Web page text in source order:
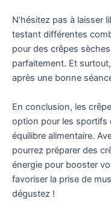
N’hésitez pas à laisser
testant différentes
pour des crêpes
parfaitement. Et
après une bonne
En conclusion, les
option pour les sportifs
équilibre alimentaire.
pourrez préparer des
énergie pour booster
favoriser la prise de
dégustez !